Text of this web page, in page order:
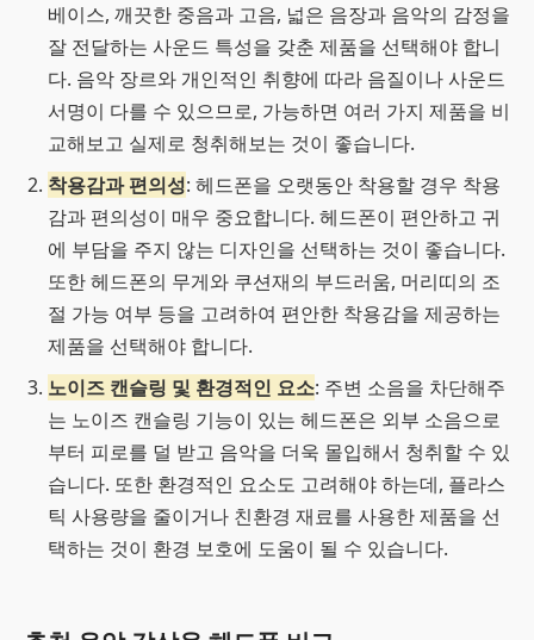
베이스, 깨끗한 중음과 고음, 넓은 음장과 음악의 감정을
잘 전달하는 사운드 특성을 갖춘 제품을 선택해야 합니
다. 음악 장르와 개인적인 취향에 따라 음질이나 사운드
서명이 다를 수 있으므로, 가능하면 여러 가지 제품을 비
교해보고 실제로 청취해보는 것이 좋습니다.
착용감과 편의성: 헤드폰을 오랫동안 착용할 경우 착용
감과 편의성이 매우 중요합니다. 헤드폰이 편안하고 귀
에 부담을 주지 않는 디자인을 선택하는 것이 좋습니다.
또한 헤드폰의 무게와 쿠션재의 부드러움, 머리띠의 조
절 가능 여부 등을 고려하여 편안한 착용감을 제공하는
제품을 선택해야 합니다.
노이즈 캔슬링 및 환경적인 요소: 주변 소음을 차단해주
는 노이즈 캔슬링 기능이 있는 헤드폰은 외부 소음으로
부터 피로를 덜 받고 음악을 더욱 몰입해서 청취할 수 있
습니다. 또한 환경적인 요소도 고려해야 하는데, 플라스
틱 사용량을 줄이거나 친환경 재료를 사용한 제품을 선
택하는 것이 환경 보호에 도움이 될 수 있습니다.